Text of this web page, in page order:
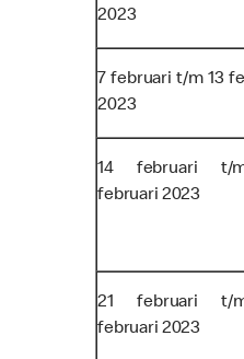
2023
7 februari t/m 13
2023
14 februari t/
februari 2023
21 februari t/
februari 2023